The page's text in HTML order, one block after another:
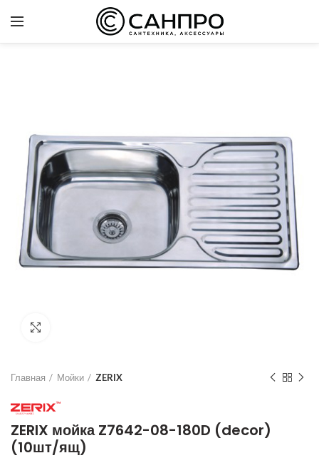
Главная Мойки ZERIX
ZERIX мойка Z7642-08-180D (decor)
(10шт/ящ)